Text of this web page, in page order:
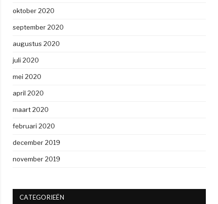
oktober 2020
september 2020
augustus 2020
juli 2020
mei 2020
april 2020
maart 2020
februari 2020
december 2019
november 2019
CATEGORIEËN